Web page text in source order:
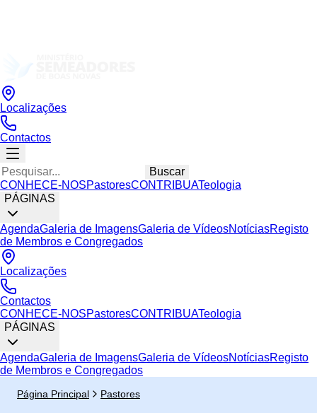
Localizações
Contactos
Buscar
CONHECE-NOSPastoresCONTRIBUATeologia
PÁGINAS
AgendaGaleria de ImagensGaleria de VídeosNotíciasRegisto
de Membros e Congregados
Localizações
Contactos
CONHECE-NOSPastoresCONTRIBUATeologia
PÁGINAS
AgendaGaleria de ImagensGaleria de VídeosNotíciasRegisto
de Membros e Congregados
Página Principal Pastores